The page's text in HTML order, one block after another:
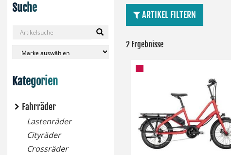
Suche
Kategorien
Fahrräder
Lastenräder
Cityräder
Crossräder
ARTIKEL FILTERN
2 Ergebnisse